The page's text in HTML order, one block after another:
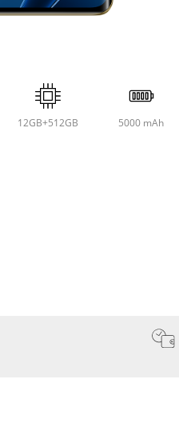
12GB+512GB 5000 mAh